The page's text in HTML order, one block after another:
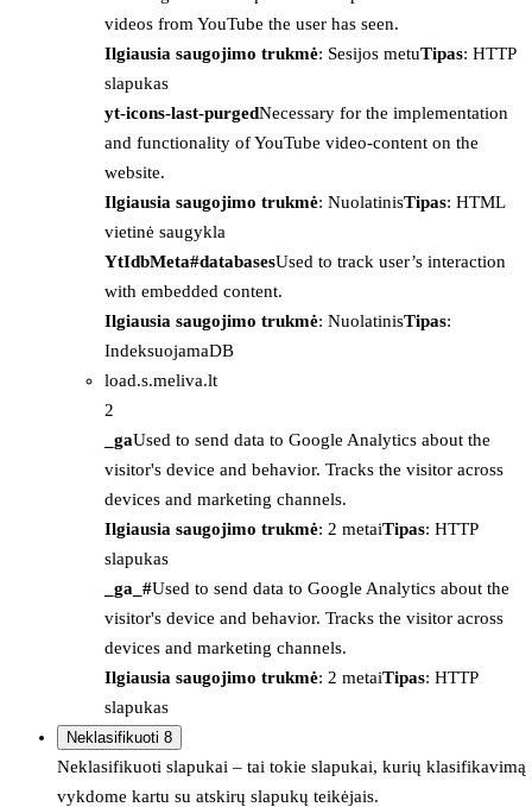
videos from YouTube the user has seen.
Ilgiausia saugojimo trukmė: Sesijos metuTipas: HTTP
slapukas
yt-icons-last-purgedNecessary for the implementation
and functionality of YouTube video-content on the
website.
Ilgiausia saugojimo trukmė: NuolatinisTipas: HTML
vietinė saugykla
YtIdbMeta#databasesUsed to track user’s interaction
with embedded content.
Ilgiausia saugojimo trukmė: NuolatinisTipas:
IndeksuojamaDB
load.s.meliva.lt
2
_gaUsed to send data to Google Analytics about the
visitor's device and behavior. Tracks the visitor across
devices and marketing channels.
Ilgiausia saugojimo trukmė: 2 metaiTipas: HTTP
slapukas
_ga_#Used to send data to Google Analytics about the
visitor's device and behavior. Tracks the visitor across
devices and marketing channels.
Ilgiausia saugojimo trukmė: 2 metaiTipas: HTTP
slapukas
Neklasifikuoti 8
Neklasifikuoti slapukai – tai tokie slapukai, kurių klasifikavimą
vykdome kartu su atskirų slapukų teikėjais.